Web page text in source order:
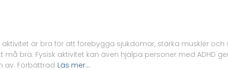
aktivitet är bra för att förebygga sjukdomar, stärka muskler
må bra. Fysisk aktivitet kan även hjälpa personer med ADHD
av: Förbättrad Läs mer…